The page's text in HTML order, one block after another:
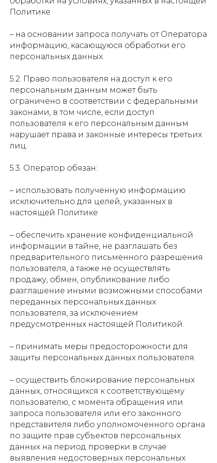
Политике
– на основании запроса получать от Оператора
информацию, касающуюся обработки его
персональных данных.
5.2. Право пользователя на доступ к его
персональным данным может быть
ограничено в соответствии с федеральными
законами, в том числе, если доступ
пользователя к его персональным данным
нарушает права и законные интересы третьих
лиц.
5.3. Оператор обязан:
– использовать полученную информацию
исключительно для целей, указанных в
настоящей Политике
– обеспечить хранение конфиденциальной
информации в тайне, не разглашать без
предварительного письменного разрешения
пользователя, а также не осуществлять
продажу, обмен, опубликование либо
разглашение иными возможными способами
переданных персональных данных
пользователя, за исключением
предусмотренных настоящей Политикой.
– принимать меры предосторожности для
защиты персональных данных пользователя.
– осуществить блокирование персональных
данных, относящихся к соответствующему
пользователю, с момента обращения или
запроса пользователя или его законного
представителя либо уполномоченного органа
по защите прав субъектов персональных
данных на период проверки в случае
выявления недостоверных персональных
Услуги
Защита капитала в браке и при разводе
Наследование и передача капитала
Предотвращение и урегулирование
конфликтов владельцев бизнеса
О нас
+7 (926) 221-36-77
info@arfemida.ru
Стоимость услуг рассчитывается
по запросу индивидуально
Политика обработки персональных данных
Анастасии Алексеевны.
Адвокат адвокатской палаты города
Москвы,регистрационный номер 77/10140.